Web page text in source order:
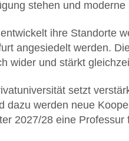
stehen und
ihre Standorte
angesiedelt werden.
wider und stärkt
setzt
dazu werden neue
2027/28 eine